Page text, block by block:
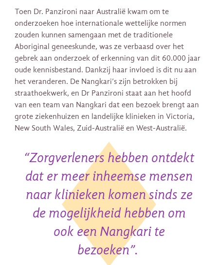
Toen Dr. Panzironi naar Australië kwam om te
onderzoeken hoe internationale wettelijke normen
zouden kunnen samengaan met de traditionele
Aboriginal geneeskunde, was ze verbaasd over het
gebrek aan onderzoek of erkenning van dit 60.000 jaar
oude kennisbestand. Dankzij haar invloed is dit nu aan
het veranderen. De Nangkari’s zijn betrokken bij
straathoekwerk, en Dr Panzironi staat aan het hoofd
van een team van Nangkari dat een bezoek brengt aan
grote ziekenhuizen en landelijke klinieken in Victoria,
New South Wales, Zuid-Australië en West-Australië.
“Zorgverleners hebben ontdekt
dat er meer inheemse mensen
naar klinieken komen sinds ze
de mogelijkheid hebben om
ook een Nangkari te
bezoeken”.